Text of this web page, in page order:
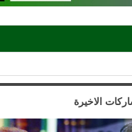
الاخيرة